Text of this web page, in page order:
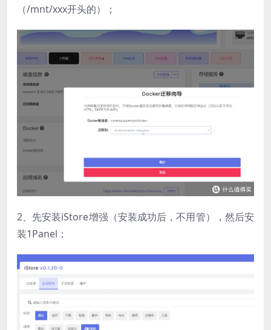
（/mnt/xxx开头的）；
2、先安装iStore增强（安装成功后，不用管），然后安
装1Panel；